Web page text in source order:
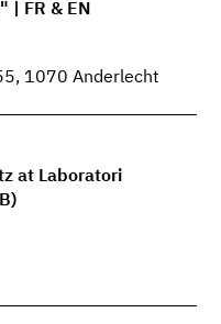
| FR & EN
1070 Anderlecht
at Laboratori